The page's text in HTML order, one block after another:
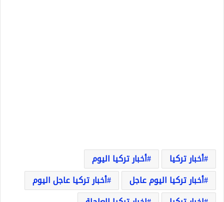
أخبار تركيا
أخبار تركيا اليوم
أخبار تركيا اليوم عاجل
أخبار تركيا عاجل اليوم